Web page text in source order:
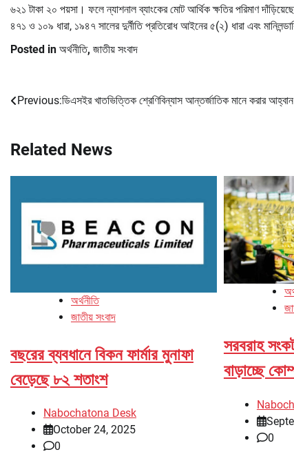
৬২১ টাকা ২০ পয়সা। ফলে ন্যাশনাল ব্যাংকের মোট আর্থিক ক্ষতির পরিমাণ
৪৭১ ও ১০৯ ধারা, ১৯৪৭ সালের দুর্নীতি প্রতিরোধ আইনের ৫(২) ধারা এবং
Posted in অর্থনীতি, জাতীয় সংবাদ
Post
Previous:ডিএসইর খাতভিত্তিক শ্রেণিবিন্যাস আন্তর্জাতিক মানে করার আহ্বান
Related News
অর্থনীতি
জাতীয় সংবাদ
বছরের ব্যবধানে বিকন ফার্মার মুনাফা
বেড়েছে ৮২ শতাংশ
Nabochatona Desk
October 24, 2025
0
সরবরাহ
বাড়াচ্ছে
0